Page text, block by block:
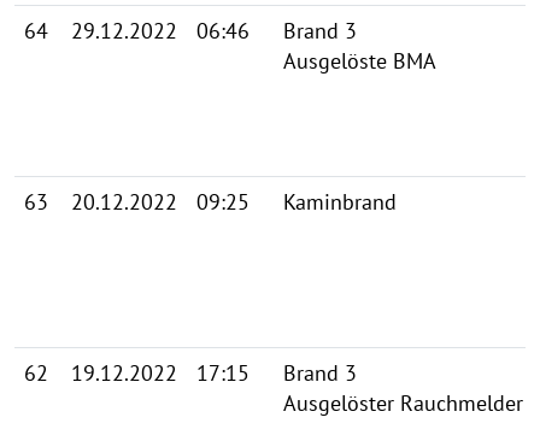
64
29.12.2022 06:46
Brand 3
Ausgelöste BMA
63 20.12.2022 09:25 Kaminbrand
62 19.12.2022 17:15
Brand 3
Ausgelöster Rauchmelder